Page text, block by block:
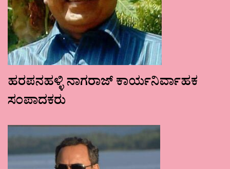
ಹರಪನಹಳ್ಳಿ ನಾಗರಾಜ್ ಕಾರ್ಯನಿರ್ವಾಹಕ
ಸಂಪಾದಕರು